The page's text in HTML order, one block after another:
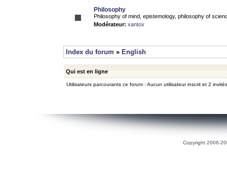
Philosophy
Philosophy of mind, epistemology, philosophy of
Modérateur: xantox
Index du forum » English
Qui est en ligne
Utilisateurs parcourants ce forum : Aucun utilisateur inscrit et 2 invités
Copyright 2006-